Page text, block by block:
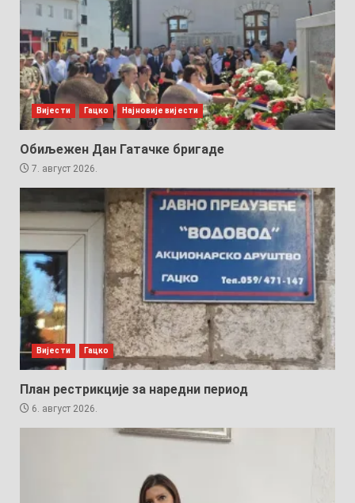
Вијести Гацко Најновије вијести
Обиљежен Дан Гатачке бригаде
7. август 2026.
Вијести Гацко
План рестрикције за наредни период
6. август 2026.